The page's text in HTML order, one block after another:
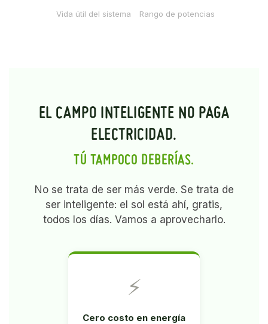
Vida útil del sistema Rango de potencias
EL CAMPO INTELIGENTE NO PAGA
ELECTRICIDAD.
TÚ TAMPOCO DEBERÍAS.
No se trata de ser más verde. Se trata de
ser inteligente: el sol está ahí, gratis,
todos los días. Vamos a aprovecharlo.
⚡
Cero costo en energía